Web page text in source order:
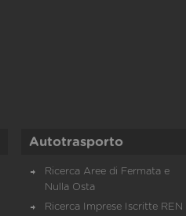
Autotrasporto
Ricerca Aree di Fermata e
Nulla Osta
Ricerca Imprese Iscritte REN